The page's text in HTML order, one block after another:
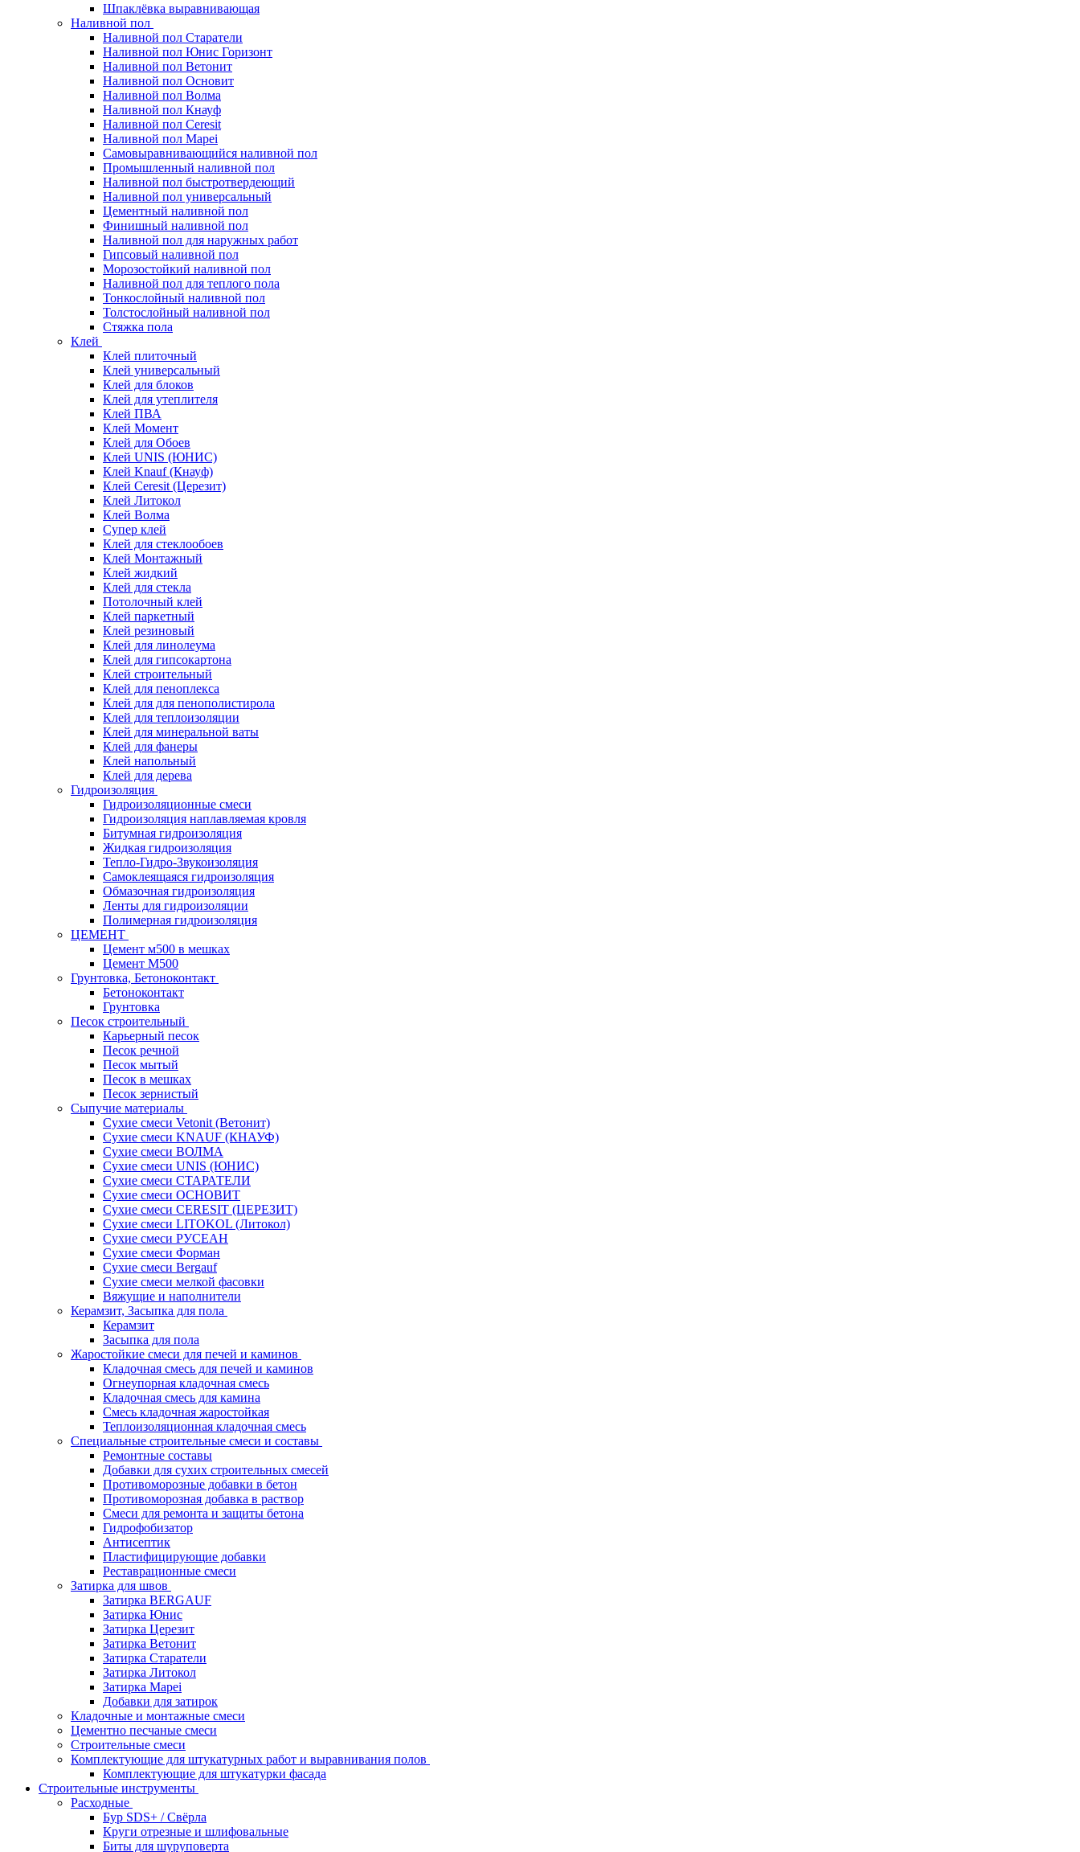
Шпаклёвка выравнивающая
Наливной пол
Наливной пол Старатели
Наливной пол Юнис Горизонт
Наливной пол Ветонит
Наливной пол Основит
Наливной пол Волма
Наливной пол Кнауф
Наливной пол Ceresit
Наливной пол Mapei
Самовыравнивающийся наливной пол
Промышленный наливной пол
Наливной пол быстротвердеющий
Наливной пол универсальный
Цементный наливной пол
Финишный наливной пол
Наливной пол для наружных работ
Гипсовый наливной пол
Морозостойкий наливной пол
Наливной пол для теплого пола
Тонкослойный наливной пол
Толстослойный наливной пол
Стяжка пола
Клей
Клей плиточный
Клей универсальный
Клей для блоков
Клей для утеплителя
Клей ПВА
Клей Момент
Клей для Обоев
Клей UNIS (ЮНИС)
Клей Knauf (Кнауф)
Клей Ceresit (Церезит)
Клей Литокол
Клей Волма
Супер клей
Клей для стеклообоев
Клей Монтажный
Клей жидкий
Клей для стекла
Потолочный клей
Клей паркетный
Клей резиновый
Клей для линолеума
Клей для гипсокартона
Клей строительный
Клей для пеноплекса
Клей для для пенополистирола
Клей для теплоизоляции
Клей для минеральной ваты
Клей для фанеры
Клей напольный
Клей для дерева
Гидроизоляция
Гидроизоляционные смеси
Гидроизоляция наплавляемая кровля
Битумная гидроизоляция
Жидкая гидроизоляция
Тепло-Гидро-Звукоизоляция
Самоклеящаяся гидроизоляция
Обмазочная гидроизоляция
Ленты для гидроизоляции
Полимерная гидроизоляция
ЦЕМЕНТ
Цемент м500 в мешках
Цемент М500
Грунтовка, Бетоноконтакт
Бетоноконтакт
Грунтовка
Песок строительный
Карьерный песок
Песок речной
Песок мытый
Песок в мешках
Песок зернистый
Сыпучие материалы
Сухие смеси Vetonit (Ветонит)
Сухие смеси KNAUF (КНАУФ)
Сухие смеси ВОЛМА
Сухие смеси UNIS (ЮНИС)
Сухие смеси СТАРАТЕЛИ
Сухие смеси ОСНОВИТ
Сухие смеси СERESIT (ЦЕРЕЗИТ)
Сухие смеси LITOKOL (Литокол)
Сухие смеси РУСЕАН
Сухие смеси Форман
Сухие смеси Bergauf
Сухие смеси мелкой фасовки
Вяжущие и наполнители
Керамзит, Засыпка для пола
Керамзит
Засыпка для пола
Жаростойкие смеси для печей и каминов
Кладочная смесь для печей и каминов
Огнеупорная кладочная смесь
Кладочная смесь для камина
Смесь кладочная жаростойкая
Теплоизоляционная кладочная смесь
Специальные строительные смеси и составы
Ремонтные составы
Добавки для сухих строительных смесей
Противоморозные добавки в бетон
Противоморозная добавка в раствор
Смеси для ремонта и защиты бетона
Гидрофобизатор
Антисептик
Пластифицирующие добавки
Реставрационные смеси
Затирка для швов
Затирка BERGAUF
Затирка Юнис
Затирка Церезит
Затирка Ветонит
Затирка Старатели
Затирка Литокол
Затирка Mapei
Добавки для затирок
Кладочные и монтажные смеси
Цементно песчаные смеси
Строительные смеси
Комплектующие для штукатурных работ и выравнивания полов
Комплектующие для штукатурки фасада
Строительные инструменты
Расходные
Бур SDS+ / Свёрла
Круги отрезные и шлифовальные
Биты для шуруповерта